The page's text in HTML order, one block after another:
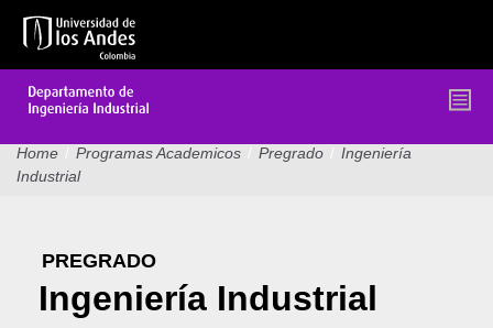
contenido
Home / Programas Academicos / Pregrado / Ingeniería
Industrial
PREGRADO
Ingeniería Industrial